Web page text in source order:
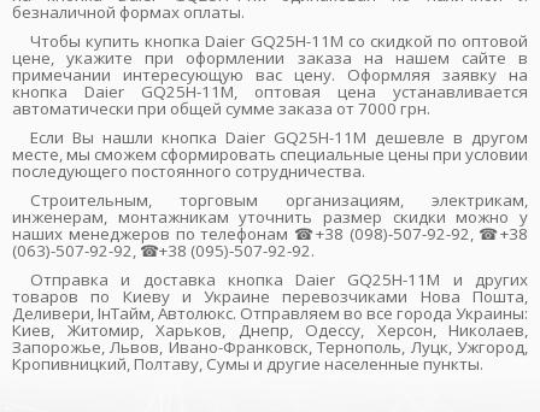
безналичной формах оплаты.
Чтобы купить кнопка Daier GQ25H-11M со скидкой по оптовой
цене, укажите при оформлении заказа на нашем сайте в
примечании интересующую вас цену. Оформляя заявку на
кнопка Daier GQ25H-11M, оптовая цена устанавливается
автоматически при общей сумме заказа от 7000 грн.
Если Вы нашли кнопка Daier GQ25H-11M дешевле в другом
месте, мы сможем сформировать специальные цены при условии
последующего постоянного сотрудничества.
Строительным, торговым организациям, электрикам,
инженерам, монтажникам уточнить размер скидки можно у
наших менеджеров по телефонам ☎+38 (098)-507-92-92, ☎+38
(063)-507-92-92, ☎+38 (095)-507-92-92.
Отправка и доставка кнопка Daier GQ25H-11M и других
товаров по Киеву и Украине перевозчиками Нова Пошта,
Деливери, ІнТайм, Автолюкс. Отправляем во все города Украины:
Киев, Житомир, Харьков, Днепр, Одессу, Херсон, Николаев,
Запорожье, Львов, Ивано-Франковск, Тернополь, Луцк, Ужгород,
Кропивницкий, Полтаву, Сумы и другие населенные пункты.